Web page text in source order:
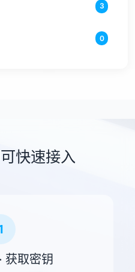
3
0
快速接入
获取密钥